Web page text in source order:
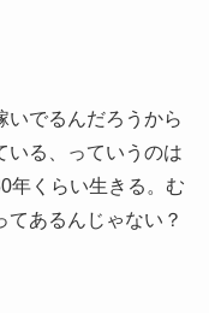
いでるんだろうから
いる、っていうのは
年くらい生きる。む
てあるんじゃない？